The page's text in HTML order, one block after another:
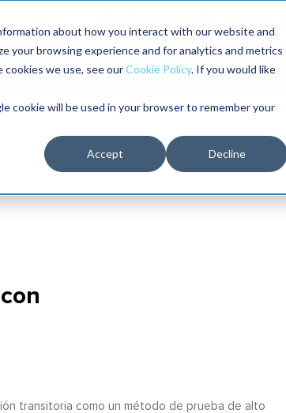
about how you interact with our website and
your browsing experience and for analytics and metrics
we use, see ourCookie Policy. If you would like
cookie will be used in your browser to remember your
Accept Decline
Conference®
Talleres Librería
transitoria como un método de prueba de alto